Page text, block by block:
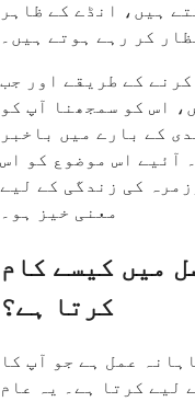
ہیں، انڈے کے ظاہر
کر رہے ہوتے ہیں۔
کے طریقے اور جب
اس کو سمجھنا آپ کو
کے بارے میں باخبر
آئیے اس موضوع کو اس
کی زندگی کے لیے
معنی خیز ہو۔
میں کیسے کام
کرتا ہے؟
عمل ہے جو آپ کا
لیے کرتا ہے۔ یہ عام